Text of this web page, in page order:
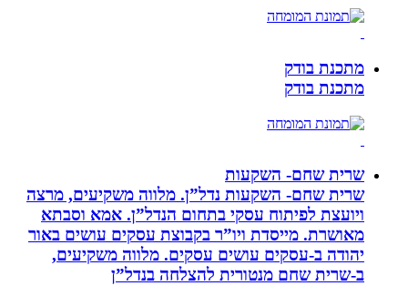
מתכנת בודק
מתכנת בודק
שרית שחם- השקעות
שרית שחם- השקעות נדל”ן. מלווה משקיעים, מרצה
ויועצת לפיתוח עסקי בתחום הנדל”ן. אמא וסבתא
מאושרת. ‏מייסדת ויו”ר בקבוצת עסקים עושים באור
יהודה‏ ב-‏עסקים עושים עסקים‏. ‏מלווה משקיעים,
ב-‏שרית שחם מנטורית להצלחה בנדל”ן‏